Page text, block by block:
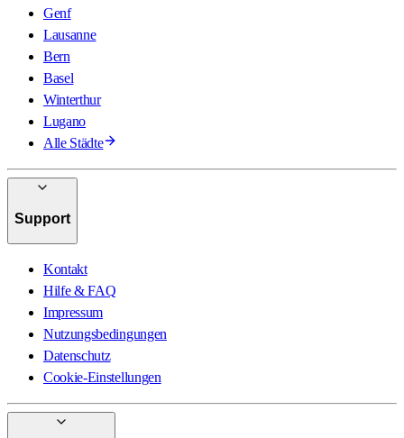
Genf
Lausanne
Bern
Basel
Winterthur
Lugano
Alle Städte
Support
Kontakt
Hilfe & FAQ
Impressum
Nutzungsbedingungen
Datenschutz
Cookie-Einstellungen